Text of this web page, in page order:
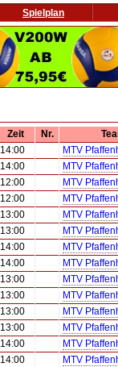
Spielplan
Zeit Nr.
14:00
MTV
14:00
MTV
12:00
MTV
12:00
MTV
13:00
MTV
13:00
MTV
14:00
MTV
14:00
MTV
13:00
MTV
13:00
MTV
13:00
MTV
13:00
MTV
14:00
MTV
14:00
MTV